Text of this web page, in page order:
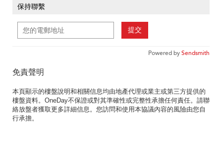
保持聯繫
提交
Powered bySendsmith
免責聲明
本頁顯示的樓盤說明和相關信息均由地產代理或業主或第三方提供的
樓盤資料。OneDay不保證或對其準確性或完整性承擔任何責任。請聯
絡放盤者獲取更多詳細信息。您訪問和使用本協議內容的風險由您自
行承擔。